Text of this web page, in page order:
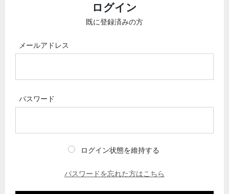
ログイン
既に登録済みの方
メールアドレス
パスワード
ログイン状態を維持する
パスワードを忘れた方はこちら